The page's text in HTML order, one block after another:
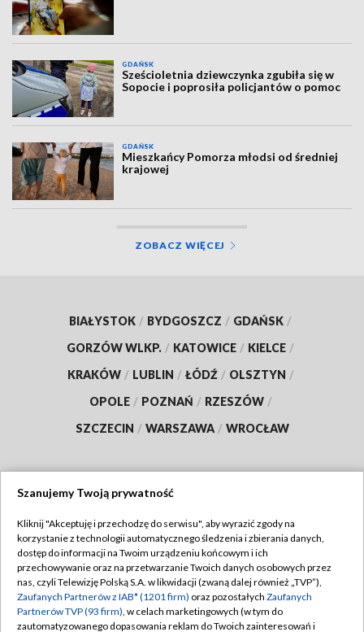
GDAŃSK
Sześcioletnia dziewczynka zgubiła się w
Sopocie i poprosiła policjantów o pomoc
GDAŃSK
Mieszkańcy Pomorza młodsi od średniej
krajowej
ZOBACZ WIĘCEJ
BIAŁYSTOK / BYDGOSZCZ / GDAŃSK /
GORZÓW WLKP. / KATOWICE / KIELCE /
KRAKÓW / LUBLIN / ŁÓDŹ / OLSZTYN /
OPOLE / POZNAŃ / RZESZÓW /
SZCZECIN / WARSZAWA / WROCŁAW
TVP
Abonament TVP
Emisja w TVP
Centrum informacji TVP
Regulamin TVP
Polityka prywatności
Moje zgody
Szanujemy Twoją prywatność
Kliknij "Akceptuję i przechodzę do serwisu", aby wyrazić zgody na
korzystanie z technologii automatycznego śledzenia i zbierania danych,
dostęp do informacji na Twoim urządzeniu końcowym i ich
przechowywanie oraz na przetwarzanie Twoich danych osobowych przez
nas, czyli Telewizję Polską S.A. w likwidacji (zwaną dalej również „TVP”),
Zaufanych Partnerów z IAB* (1201 firm) oraz pozostałych Zaufanych
Partnerów TVP (93 firm), w celach marketingowych (w tym do
zautomatyzowanego dopasowania reklam do Twoich zainteresowań i